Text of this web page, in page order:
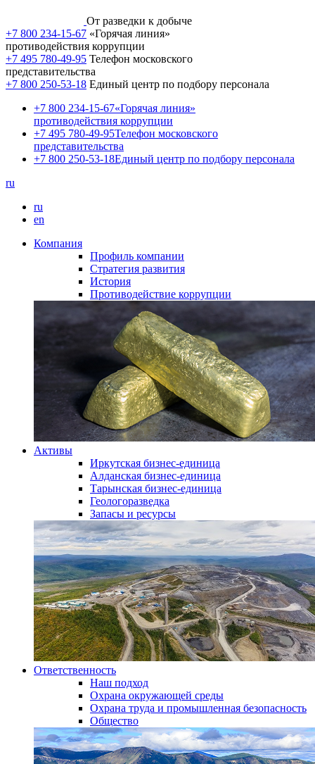
От разведки к добыче
+7 800 234-15-67 «Горячая линия»
противодействия коррупции
+7 495 780-49-95 Телефон московского
представительства
+7 800 250-53-18 Единый центр по подбору персонала
+7 800 234-15-67«Горячая линия»
противодействия коррупции
+7 495 780-49-95Телефон московского
представительства
+7 800 250-53-18Единый центр по подбору персонала
ru
ru
en
Компания
Профиль компании
Стратегия развития
История
Противодействие коррупции
Активы
Иркутская бизнес-единица
Алданская бизнес-единица
Тарынская бизнес-единица
Геологоразведка
Запасы и ресурсы
Ответственность
Наш подход
Охрана окружающей среды
Охрана труда и промышленная безопасность
Общество